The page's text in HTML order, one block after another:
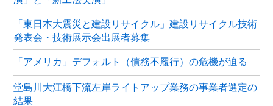
「東日本大震災と建設リサイクル」建設リサイクル技術
発表会・技術展示会出展者募集
「アメリカ」デフォルト（債務不履行）の危機が迫る
堂島川大江橋下流左岸ライトアップ業務の事業者選定の
結果